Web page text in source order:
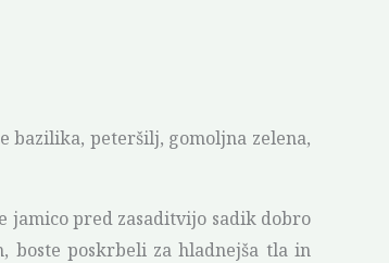
bazilika, peteršilj, gomoljna zelena,
jamico pred zasaditvijo sadik dobro
boste poskrbeli za hladnejša tla in